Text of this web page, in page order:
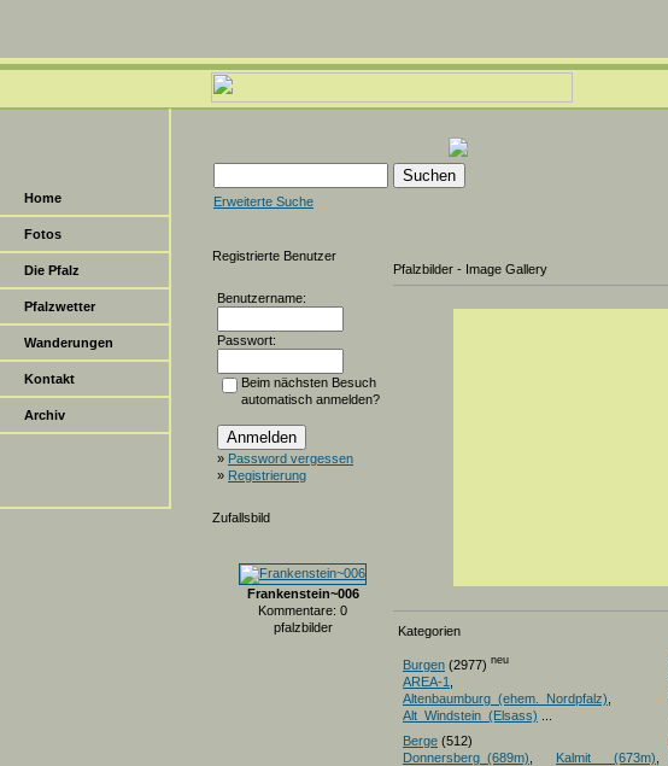
Home
Fotos
Die Pfalz
Pfalzwetter
Wanderungen
Kontakt
Archiv
Erweiterte Suche
Registrierte Benutzer
Benutzername:
Passwort:
Beim nächsten Besuch
automatisch anmelden?
» Password vergessen
» Registrierung
Zufallsbild
Frankenstein~006
Kommentare: 0
pfalzbilder
Pfalzbilder - Image Gallery
Kategorien
Burgen (2977) neu
AREA-1
Altenbaumburg_(ehem._Nordpfalz)
Alt_Windstein_(Elsass)
Berge (512)
Donnersberg_(689m)
Kalmit (673m)